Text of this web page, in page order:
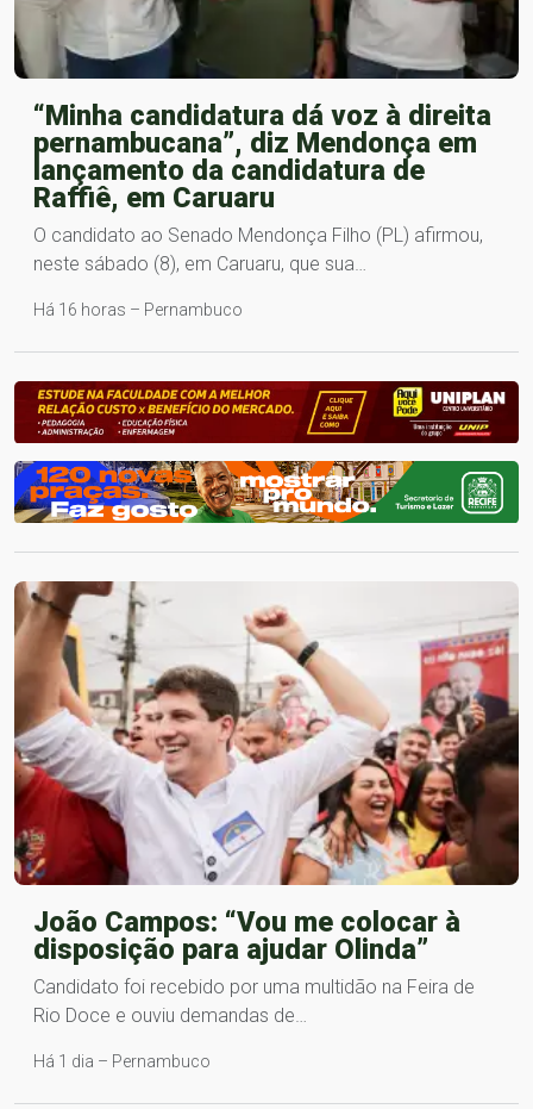
“Minha candidatura dá voz à direita
pernambucana”, diz Mendonça em
lançamento da candidatura de
Raffiê, em Caruaru
O candidato ao Senado Mendonça Filho (PL) afirmou,
neste sábado (8), em Caruaru, que sua…
Há 16 horas – Pernambuco
João Campos: “Vou me colocar à
disposição para ajudar Olinda”
Candidato foi recebido por uma multidão na Feira de
Rio Doce e ouviu demandas de…
Há 1 dia – Pernambuco